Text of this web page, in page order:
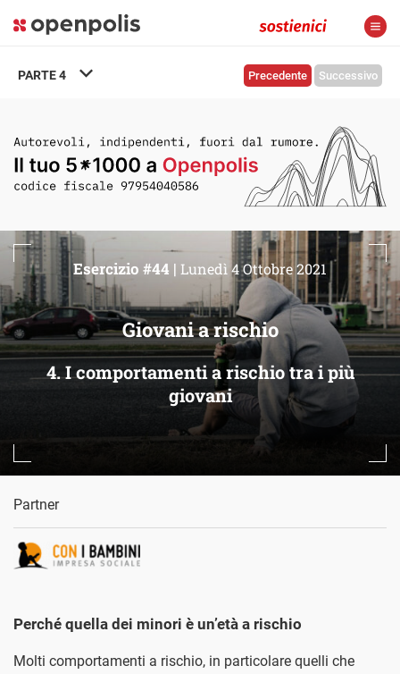
Precedente Successivo
PARTE4
Giovani a rischio
4. I comportamenti a rischio tra i più
giovani
Esercizio #44 | Lunedì 4 Ottobre 2021
Partner
Perché quella dei minori è un’età a rischio
Molti comportamenti a rischio, in particolare quelli che